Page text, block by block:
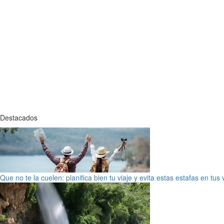
Destacados
Que no te la cuelen: planifica bien tu viaje y evita estas estafas en tus